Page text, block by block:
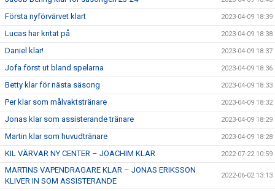
Första nyförvärvet klart 2023-04-09 18:39
Lucas har kritat på 2023-04-09 18:38
Daniel klar! 2023-04-09 18:37
Jofa först ut bland spelarna 2023-04-09 18:36
Betty klar för nästa säsong 2023-04-09 18:33
Per klar som målvaktstränare 2023-04-09 18:32
Jonas klar som assisterande tränare 2023-04-09 18:29
Martin klar som huvudtränare 2023-04-09 18:28
KIL VÄRVAR NY CENTER – JOACHIM KLAR 2022-07-22 10:59
MARTINS VAPENDRAGARE KLAR – JONAS ERIKSSON
KLIVER IN SOM ASSISTERANDE
2022-06-02 13:13